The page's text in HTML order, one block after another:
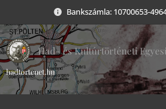
Bankszámla: 10700653-
Had- és Kultúrtörténeti
hadtortenet.hu